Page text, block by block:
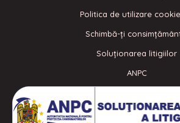
Politica de utilizare
Schimbă-ți
Soluționarea litigiilor
ANPC